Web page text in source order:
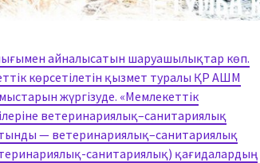
айналысатын шаруашылықтар көп.
көрсетілетін қызмет туралы ҚР АШМ
жүргізуде. «Мемлекеттік
ветеринариялық–санитариялық
— ветеринариялық–санитариялық
санитариялық) қағидалардың